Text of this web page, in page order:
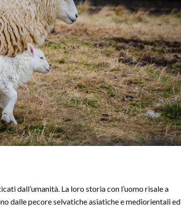
dall’umanità. La loro storia con l’uomo risale a
dalle pecore selvatiche asiatiche e mediorientali ed